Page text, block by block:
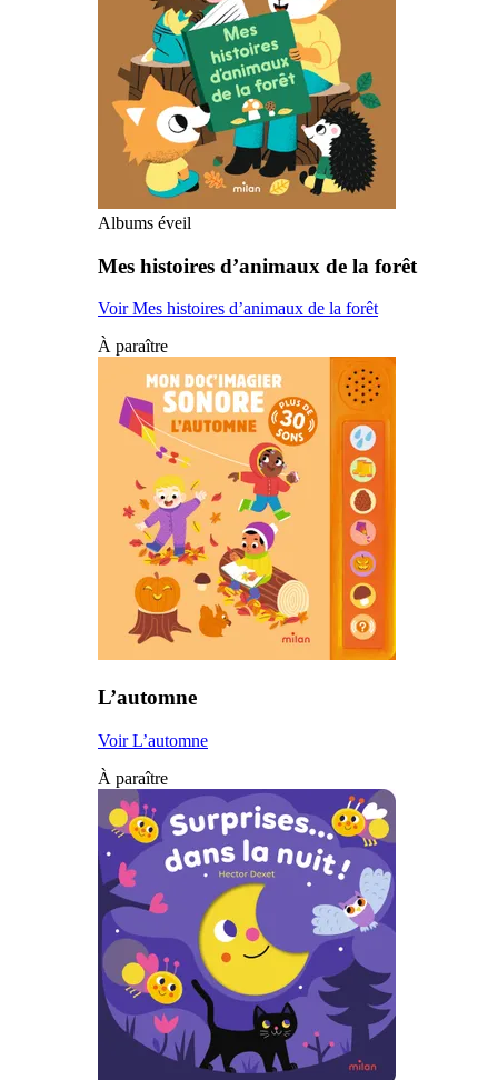
Albums éveil
Mes histoires d’animaux de la forêt
Voir Mes histoires d’animaux de la forêt
À paraître
L’automne
Voir L’automne
À paraître